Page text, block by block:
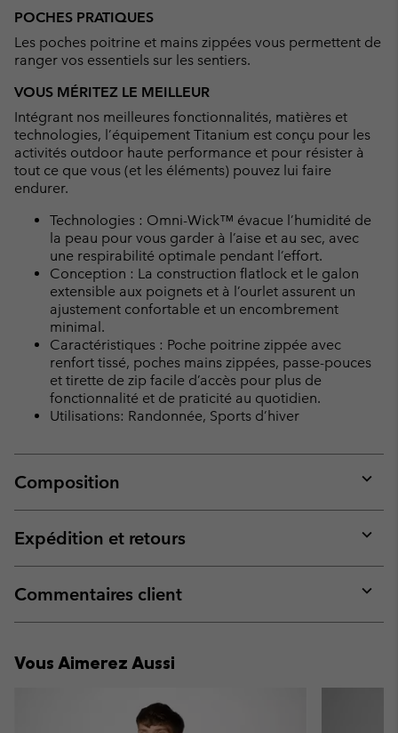
POCHES PRATIQUES
Les poches poitrine et mains zippées vous permettent de
ranger vos essentiels sur les sentiers.
VOUS MÉRITEZ LE MEILLEUR
Intégrant nos meilleures fonctionnalités, matières et
technologies, l’équipement Titanium est conçu pour les
activités outdoor haute performance et pour résister à
tout ce que vous (et les éléments) pouvez lui faire
endurer.
Technologies : Omni-Wick™ évacue l’humidité de
la peau pour vous garder à l’aise et au sec, avec
une respirabilité optimale pendant l’effort.
Conception : La construction flatlock et le galon
extensible aux poignets et à l’ourlet assurent un
ajustement confortable et un encombrement
minimal.
Caractéristiques : Poche poitrine zippée avec
renfort tissé, poches mains zippées, passe-pouces
et tirette de zip facile d’accès pour plus de
fonctionnalité et de praticité au quotidien.
Utilisations: Randonnée, Sports d’hiver
Composition
or
Expédition et retours
or
Commentaires client
or
Vous Aimerez Aussi